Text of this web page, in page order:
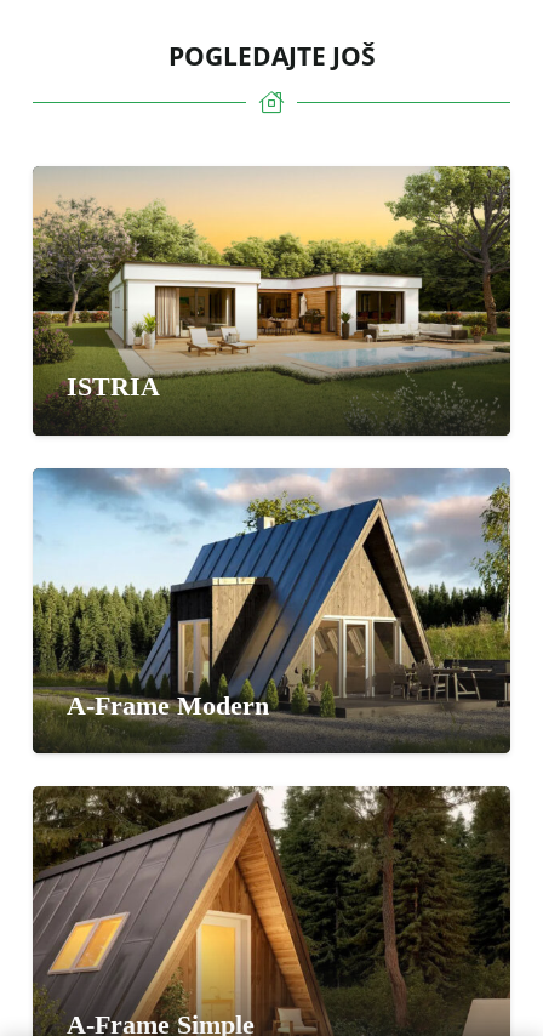
POGLEDAJTE JOŠ
ISTRIA
A-Frame Modern
A-Frame Simple